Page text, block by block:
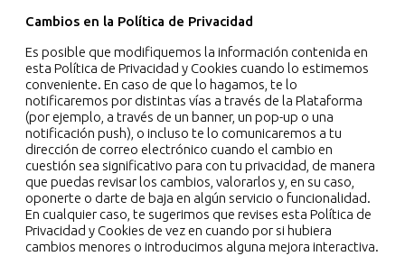
Cambios en la Política de Privacidad
Es posible que modifiquemos la información contenida en
esta Política de Privacidad y Cookies cuando lo estimemos
conveniente. En caso de que lo hagamos, te lo
notificaremos por distintas vías a través de la Plataforma
(por ejemplo, a través de un banner, un pop-up o una
notificación push), o incluso te lo comunicaremos a tu
dirección de correo electrónico cuando el cambio en
cuestión sea significativo para con tu privacidad, de manera
que puedas revisar los cambios, valorarlos y, en su caso,
oponerte o darte de baja en algún servicio o funcionalidad.
En cualquier caso, te sugerimos que revises esta Política de
Privacidad y Cookies de vez en cuando por si hubiera
cambios menores o introducimos alguna mejora interactiva.